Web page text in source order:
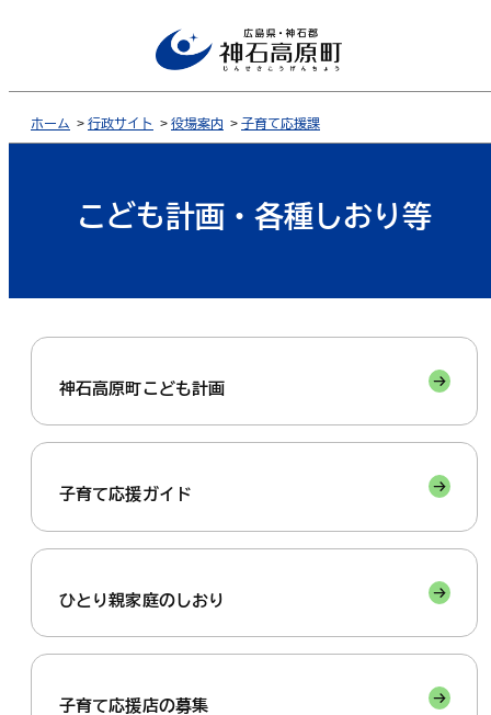
ホーム > 行政サイト > 役場案内 > 子育て応援課
こども計画・各種しおり等
神石高原町こども計画
子育て応援ガイド
ひとり親家庭のしおり
子育て応援店の募集